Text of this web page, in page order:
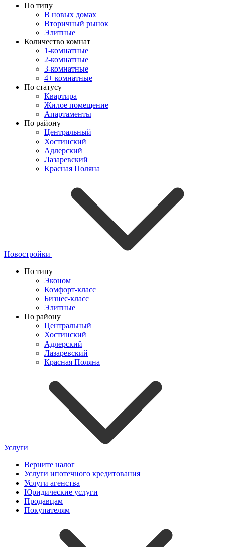
По типу
В новых домах
Вторичный рынок
Элитные
Количество комнат
1-комнатные
2-комнатные
3-комнатные
4+ комнатные
По статусу
Квартира
Жилое помещение
Апартаменты
По району
Центральный
Хостинский
Адлерский
Лазаревский
Красная Поляна
Новостройки
По типу
Эконом
Комфорт-класс
Бизнес-класс
Элитные
По району
Центральный
Хостинский
Адлерский
Лазаревский
Красная Поляна
Услуги
Верните налог
Услуги ипотечного кредитования
Услуги агенства
Юридические услуги
Продавцам
Покупателям